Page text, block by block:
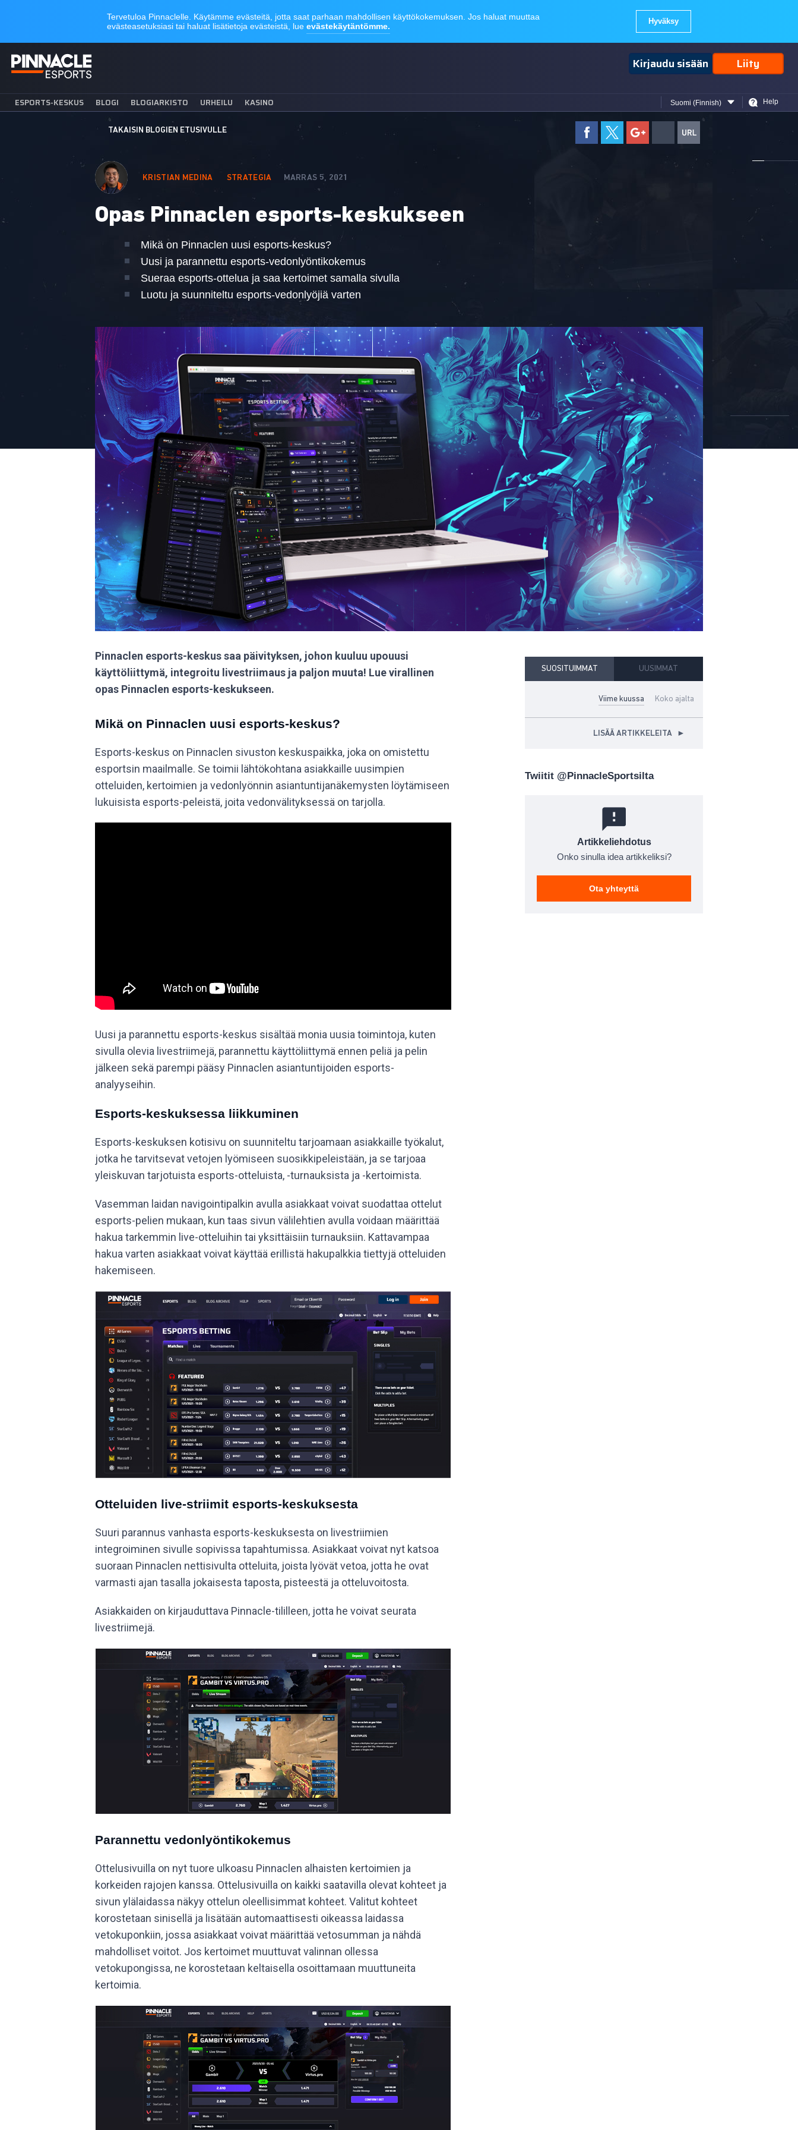
Kirjaudu sisään Liity
ESPORTS-KESKUS BLOGI BLOGIARKISTO URHEILU KASINO Suomi (Finnish) Help
TAKAISIN BLOGIEN ETUSIVULLE
KRISTIAN MEDINA STRATEGIA MARRAS 5, 2021
Opas Pinnaclen esports-keskukseen
Mikä on Pinnaclen uusi esports-keskus?
Uusi ja parannettu esports-vedonlyöntikokemus
Sueraa esports-ottelua ja saa kertoimet samalla sivulla
Luotu ja suunniteltu esports-vedonlyöjiä varten
SUOSITUIMMAT UUSIMMAT
Viime kuussa Koko ajalta
LISÄÄ ARTIKKELEITA ►
Twiitit @PinnacleSportsilta
Artikkeliehdotus
Onko sinulla idea artikkeliksi?
Ota yhteyttä
Pinnaclen esports-keskus saa päivityksen, johon kuuluu upouusi
käyttöliittymä, integroitu livestriimaus ja paljon muuta! Lue virallinen
opas Pinnaclen esports-keskukseen.
Mikä on Pinnaclen uusi esports-keskus?
Esports-keskus on Pinnaclen sivuston keskuspaikka, joka on omistettu
esportsin maailmalle. Se toimii lähtökohtana asiakkaille uusimpien
otteluiden, kertoimien ja vedonlyönnin asiantuntijanäkemysten löytämiseen
lukuisista esports-peleistä, joita vedonvälityksessä on tarjolla.
Uusi ja parannettu esports-keskus sisältää monia uusia toimintoja, kuten
sivulla olevia livestriimejä, parannettu käyttöliittymä ennen peliä ja pelin
jälkeen sekä parempi pääsy Pinnaclen asiantuntijoiden esports-
analyyseihin.
Esports-keskuksessa liikkuminen
Esports-keskuksen kotisivu on suunniteltu tarjoamaan asiakkaille työkalut,
jotka he tarvitsevat vetojen lyömiseen suosikkipeleistään, ja se tarjoaa
yleiskuvan tarjotuista esports-otteluista, -turnauksista ja -kertoimista.
Vasemman laidan navigointipalkin avulla asiakkaat voivat suodattaa ottelut
esports-pelien mukaan, kun taas sivun välilehtien avulla voidaan määrittää
hakua tarkemmin live-otteluihin tai yksittäisiin turnauksiin. Kattavampaa
hakua varten asiakkaat voivat käyttää erillistä hakupalkkia tiettyjä otteluiden
hakemiseen.
Otteluiden live-striimit esports-keskuksesta
Suuri parannus vanhasta esports-keskuksesta on livestriimien
integroiminen sivulle sopivissa tapahtumissa. Asiakkaat voivat nyt katsoa
suoraan Pinnaclen nettisivulta otteluita, joista lyövät vetoa, jotta he ovat
varmasti ajan tasalla jokaisesta taposta, pisteestä ja otteluvoitosta.
Asiakkaiden on kirjauduttava Pinnacle-tililleen, jotta he voivat seurata
livestriimejä.
Parannettu vedonlyöntikokemus
Ottelusivuilla on nyt tuore ulkoasu Pinnaclen alhaisten kertoimien ja
korkeiden rajojen kanssa. Ottelusivuilla on kaikki saatavilla olevat kohteet ja
sivun ylälaidassa näkyy ottelun oleellisimmat kohteet. Valitut kohteet
korostetaan sinisellä ja lisätään automaattisesti oikeassa laidassa
vetokuponkiin, jossa asiakkaat voivat määrittää vetosumman ja nähdä
mahdolliset voitot. Jos kertoimet muuttuvat valinnan ollessa
vetokupongissa, ne korostetaan keltaisella osoittamaan muuttuneita
kertoimia.